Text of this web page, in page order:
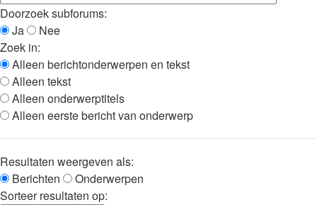
Doorzoek subforums:
Ja
Nee
Zoek in:
Alleen berichtonderwerpen en tekst
Alleen tekst
Alleen onderwerptitels
Alleen eerste bericht van onderwerp
Resultaten weergeven als:
Berichten
Onderwerpen
Sorteer resultaten op: